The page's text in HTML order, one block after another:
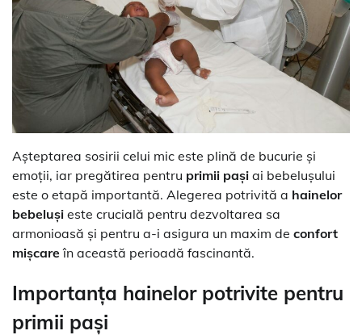
Așteptarea sosirii celui mic este plină de bucurie și
emoții, iar pregătirea pentru primii pași ai bebelușului
este o etapă importantă. Alegerea potrivită a hainelor
bebeluși este crucială pentru dezvoltarea sa
armonioasă și pentru a-i asigura un maxim de confort
mișcareîn această perioadă fascinantă.
Importanța hainelor potrivite pentru
primii pași